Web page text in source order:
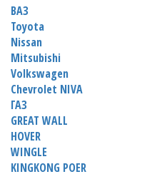
ВАЗ
Toyota
Nissan
Mitsubishi
Volkswagen
Chevrolet NIVA
ГАЗ
GREAT WALL
HOVER
WINGLE
KINGKONG POER